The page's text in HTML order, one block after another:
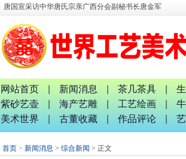
融水梦呜苗寨十九坡会震撼天地 苗族服装服饰靓人间
中国专家评审团主席唐国宣采访桂林人大代表曹玉生并合
南宁市委统战部副部长、市工商联党组书记张献辉谆谆教诲
2026广西红色诗词歌舞文艺联欢晚会新闻发布会暨启动
划时代宏伟画卷《平陆运河上河图》
唐国宣采访中国退役军人书画家钟汉月先生
唐国宣 谢伟良等出席八桂孔雀宴开业盛典活动
唐国宣采访中华唐氏宗亲广西分会副秘书长唐金军
网站首页 新闻消息 茶几茶具
紫砂艺壶
海产艺雕 工艺绘画
美术世界
古董收藏 作品评论
首页 > 新闻消息 > 综合新闻 > 正文